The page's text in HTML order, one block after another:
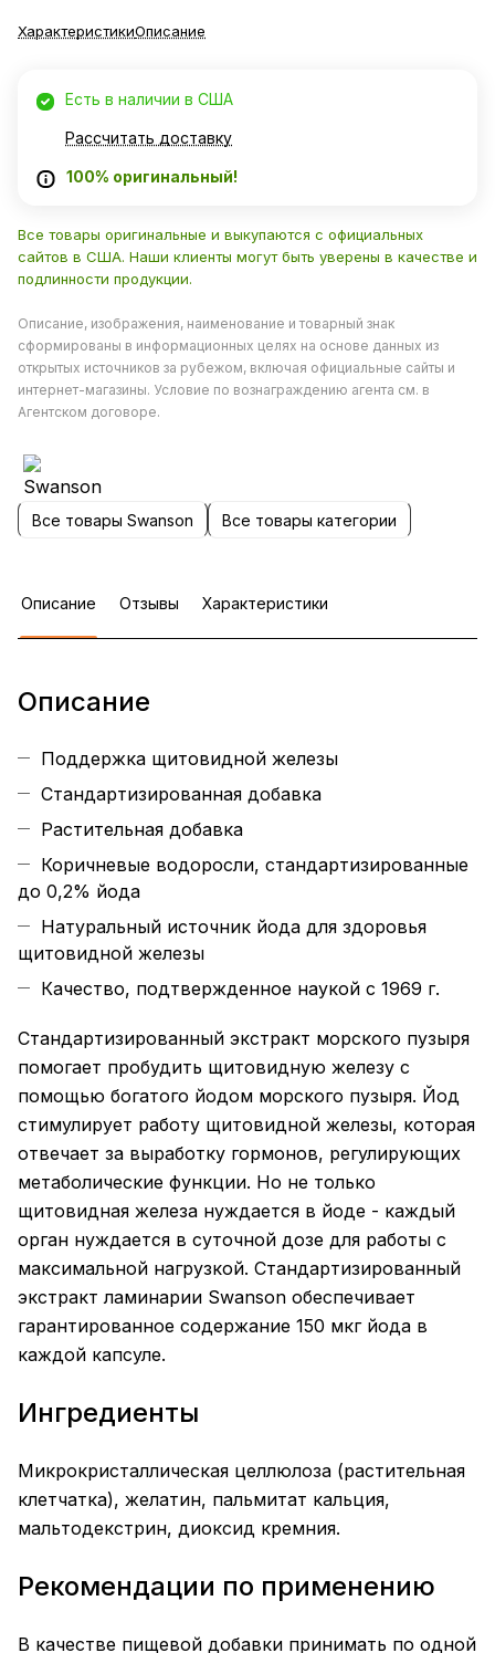
ХарактеристикиОписание
Есть в наличии в США
Рассчитать доставку
100% оригинальный!
Все товары оригинальные и выкупаются с официальных
сайтов в США. Наши клиенты могут быть уверены в качестве и
подлинности продукции.
Описание, изображения, наименование и товарный знак
сформированы в информационных целях на основе данных из
открытых источников за рубежом, включая официальные сайты и
интернет-магазины. Условие по вознаграждению агента см. в
Агентском договоре.
Все товары Swanson Все товары категории
Описание Отзывы Характеристики
Описание
Поддержка щитовидной железы
Стандартизированная добавка
Растительная добавка
Коричневые водоросли, стандартизированные
до 0,2% йода
Натуральный источник йода для здоровья
щитовидной железы
Качество, подтвержденное наукой с 1969 г.
Стандартизированный экстракт морского пузыря
помогает пробудить щитовидную железу с
помощью богатого йодом морского пузыря. Йод
стимулирует работу щитовидной железы, которая
отвечает за выработку гормонов, регулирующих
метаболические функции. Но не только
щитовидная железа нуждается в йоде - каждый
орган нуждается в суточной дозе для работы с
максимальной нагрузкой. Стандартизированный
экстракт ламинарии Swanson обеспечивает
гарантированное содержание 150 мкг йода в
каждой капсуле.
Ингредиенты
Микрокристаллическая целлюлоза (растительная
клетчатка), желатин, пальмитат кальция,
мальтодекстрин, диоксид кремния.
Рекомендации по применению
В качестве пищевой добавки принимать по одной